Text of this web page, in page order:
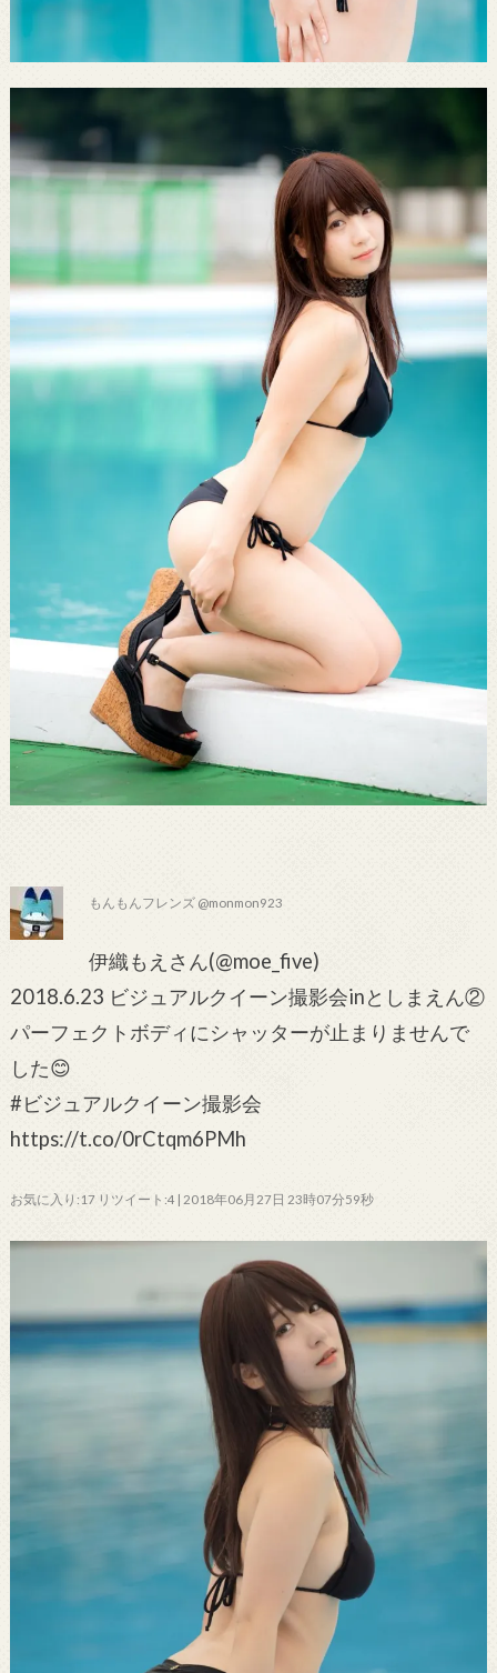
もんもんフレンズ @monmon923
伊織もえさん(@moe_five)
2018.6.23 ビジュアルクイーン撮影会inとしまえん②
パーフェクトボディにシャッターが止まりませんで
した😊
#ビジュアルクイーン撮影会
https://t.co/0rCtqm6PMh
お気に入り:17 リツイート:4 | 2018年06月27日 23時07分59秒